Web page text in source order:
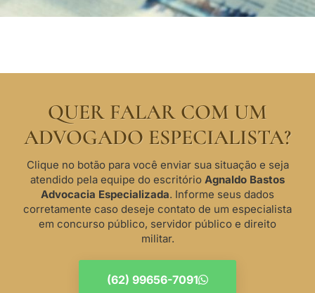
QUER FALAR COM UM
ADVOGADO ESPECIALISTA?
Clique no botão para você enviar sua situação e seja
atendido pela equipe do escritório Agnaldo Bastos
Advocacia Especializada. Informe seus dados
corretamente caso deseje contato de um especialista
em concurso público, servidor público e direito
militar.
(62) 99656-7091